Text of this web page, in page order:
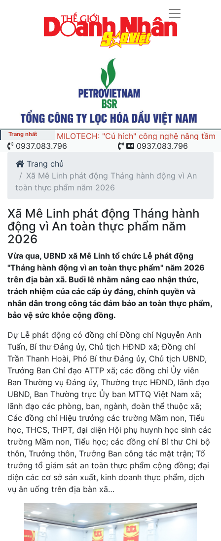
Trang nhất
MILOTECH: "Cú hích" công nghệ nâng tầm
chuỗi giá trị ngành nông sản và yến sào
Việt Nam
0937.083.796
0937.083.796
Trang chủ
Xã Mê Linh phát động Tháng hành động vì An
toàn thực phẩm năm 2026
Xã Mê Linh phát động Tháng hành
động vì An toàn thực phẩm năm
2026
Vừa qua, UBND xã Mê Linh tổ chức Lễ phát động
"Tháng hành động vì an toàn thực phẩm" năm 2026
trên địa bàn xã. Buổi lễ nhằm nâng cao nhận thức,
trách nhiệm của các cấp ủy đảng, chính quyền và
nhân dân trong công tác đảm bảo an toàn thực phẩm,
bảo vệ sức khỏe cộng đồng.
Dự Lễ phát động có đồng chí Đồng chí Nguyễn Anh
Tuấn, Bí thư Đảng ủy, Chủ tịch HĐND xã; Đồng chí
Trần Thanh Hoài, Phó Bí thư Đảng ủy, Chủ tịch UBND,
Trưởng Ban Chỉ đạo ATTP xã; các đồng chí Ủy viên
Ban Thường vụ Đảng ủy, Thường trực HĐND, lãnh đạo
UBND, Ban Thường trực Ủy ban MTTQ Việt Nam xã;
lãnh đạo các phòng, ban, ngành, đoàn thể thuộc xã;
Các đồng chí Hiệu trưởng các trường Mầm non, Tiểu
học, THCS, THPT, đại diện Hội phụ huynh học sinh các
trường Mầm non, Tiểu học; các đồng chí Bí thư Chi bộ
thôn, Trưởng thôn, Trưởng Ban công tác mặt trận; Tổ
trưởng tổ giám sát an toàn thực phẩm cộng đồng; đại
diện các cơ sở sản xuất, kinh doanh thực phẩm, dịch
vụ ăn uống trên địa bàn xã…